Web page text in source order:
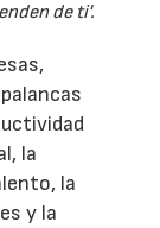
de ti'.
la
la
y la